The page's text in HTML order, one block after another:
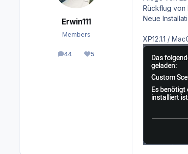
Erwin111
Members
44
posts 5
Reputation
Rückflug von
Neue
XP12.1.1 /